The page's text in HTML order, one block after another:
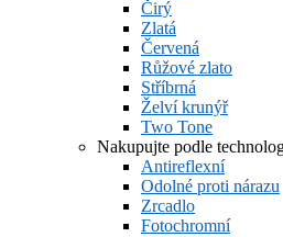
Čirý
Zlatá
Červená
Růžové zlato
Stříbrná
Želví krunýř
Two Tone
Nakupujte podle
Antireflexní
Odolné proti nárazu
Zrcadlo
Fotochromní